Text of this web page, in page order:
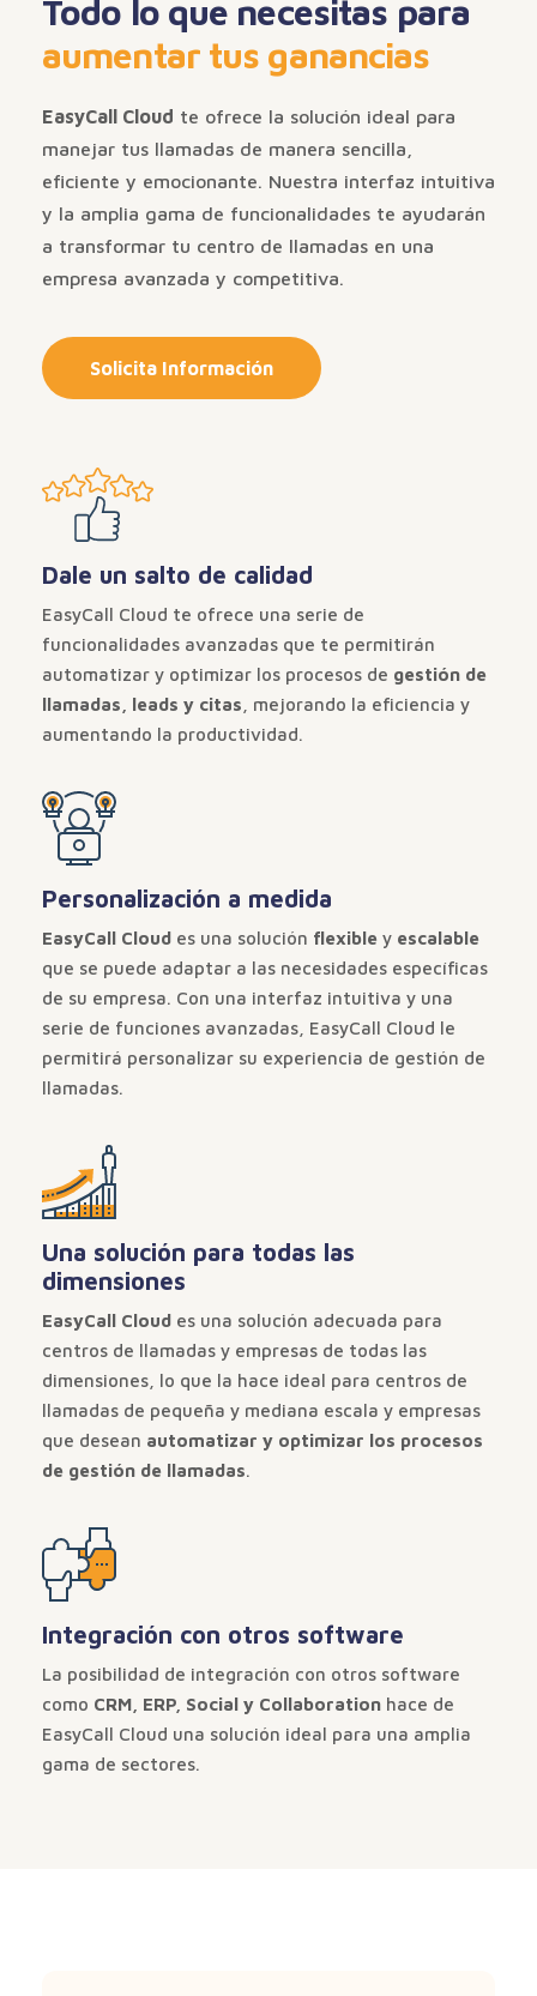
Todo lo que necesitas para
aumentar tus ganancias
EasyCall Cloud te ofrece la solución ideal para
manejar tus llamadas de manera sencilla,
eficiente y emocionante. Nuestra interfaz intuitiva
y la amplia gama de funcionalidades te ayudarán
a transformar tu centro de llamadas en una
empresa avanzada y competitiva.
Solicita Información
Dale un salto de calidad
EasyCall Cloud te ofrece una serie de
funcionalidades avanzadas que te permitirán
automatizar y optimizar los procesos de gestión de
llamadas, leads y citas , mejorando la eficiencia y
aumentando la productividad.
Personalización a medida
EasyCall Cloud es una solución flexible y escalable
que se puede adaptar a las necesidades específicas
de su empresa. Con una interfaz intuitiva y una
serie de funciones avanzadas, EasyCall Cloud le
permitirá personalizar su experiencia de gestión de
llamadas.
Una solución para todas las
dimensiones
EasyCall Cloud es una solución adecuada para
centros de llamadas y empresas de todas las
dimensiones, lo que la hace ideal para centros de
llamadas de pequeña y mediana escala y empresas
que desean automatizar y optimizar los procesos
de gestión de llamadas.
Integración con otros software
La posibilidad de integración con otros software
como CRM, ERP, Social y Collaboration hace de
EasyCall Cloud una solución ideal para una amplia
gama de sectores.